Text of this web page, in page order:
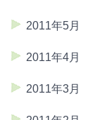
2011年5月
2011年4月
2011年3月